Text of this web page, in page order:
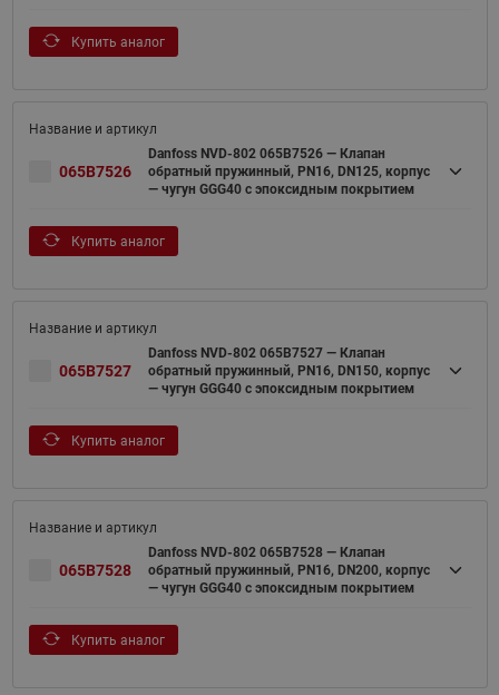
Купить аналог
065B7526
Danfoss NVD-802 065B7526 — Клапан
обратный пружинный, PN16, DN125, корпус
— чугун GGG40 с эпоксидным покрытием
Купить аналог
065B7527
Danfoss NVD-802 065B7527 — Клапан
обратный пружинный, PN16, DN150, корпус
— чугун GGG40 с эпоксидным покрытием
Купить аналог
065B7528
Danfoss NVD-802 065B7528 — Клапан
обратный пружинный, PN16, DN200, корпус
— чугун GGG40 с эпоксидным покрытием
Купить аналог